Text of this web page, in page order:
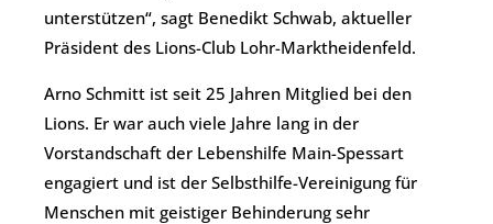
unterstützen“, sagt Benedikt Schwab, aktueller
Präsident des Lions-Club Lohr-Marktheidenfeld.
Arno Schmitt ist seit 25 Jahren Mitglied bei den
Lions. Er war auch viele Jahre lang in der
Vorstandschaft der Lebenshilfe Main-Spessart
engagiert und ist der Selbsthilfe-Vereinigung für
Menschen mit geistiger Behinderung sehr